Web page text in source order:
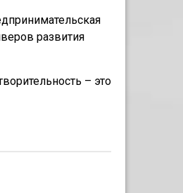
развития
– это